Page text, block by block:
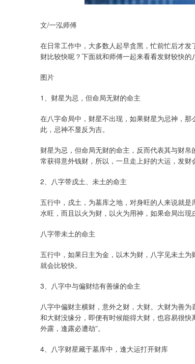
文/一泓师傅
在日常工作中，大多数人起早贪黑，忙前忙后才
财比较快呢？下面就和师傅一起来看看发财较快的
图片
1、财星为忌，但命局无财的命主
在八字命局中，财星不出现，如果财星为忌神，
此，忌神不显反为吉。
财星为忌，但命局无财的命主，反而代表其与财
常获得意外钱财，所以，一旦走上好的大运，发财
2、八字带戌土、未土的命主
五行中，戌土，为墓库之地，对身旺的人来说就
水旺，而且以火为财，以火为用神，如果命局出现
八字带未土的命主
五行中，如果日主为金，以木为财，八字见未土
就会比较快。
3、八字中与偏财结有善缘的命主
八字中偏财主横财，意外之财，大财。大财为善
和大财没缘分，即便有时候能得大财，也容易很
外露，逢露必遭劫”。
4、八字财星藏于墓库中，逢大运打开财库